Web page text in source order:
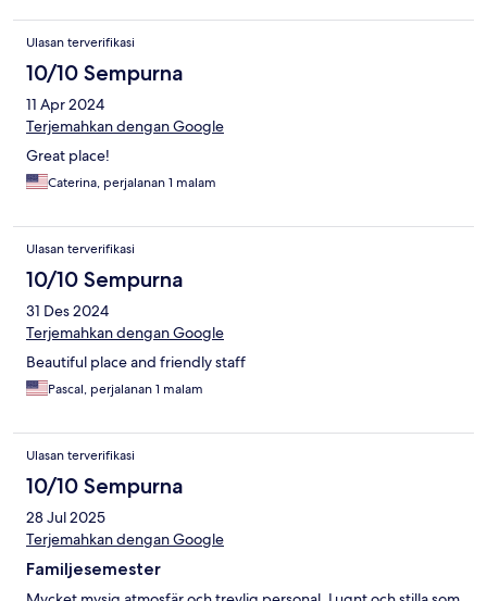
Ulasan terverifikasi
10/10 Sempurna
11 Apr 2024
Terjemahkan dengan Google
Great place!
Caterina, perjalanan 1 malam
Ulasan terverifikasi
10/10 Sempurna
31 Des 2024
Terjemahkan dengan Google
Beautiful place and friendly staff
Pascal, perjalanan 1 malam
Ulasan terverifikasi
10/10 Sempurna
28 Jul 2025
Terjemahkan dengan Google
Familjesemester